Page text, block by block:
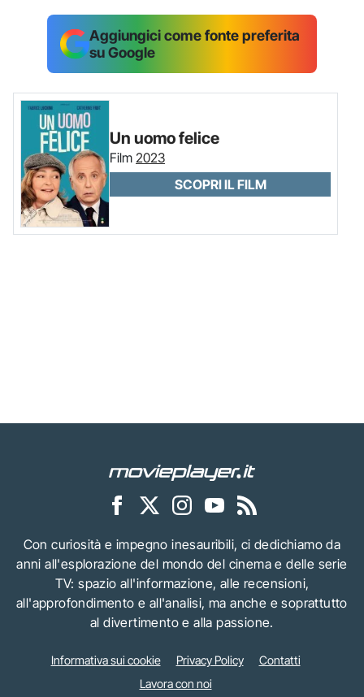
Aggiungici come fonte preferita
su Google
Un uomo felice
Film 2023
SCOPRI IL FILM
Con curiosità e impegno inesauribili, ci dedichiamo da
anni all'esplorazione del mondo del cinema e delle serie
TV: spazio all'informazione, alle recensioni,
all'approfondimento e all'analisi, ma anche e soprattutto
al divertimento e alla passione.
Informativa sui cookie Privacy Policy
Contatti
Lavora con noi